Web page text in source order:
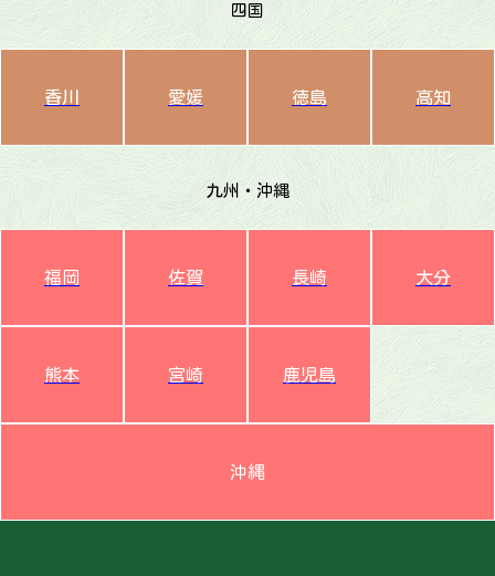
四国
香川 愛媛 徳島 高知
九州・沖縄
福岡 佐賀 長崎 大分
熊本 宮崎 鹿児島
沖縄